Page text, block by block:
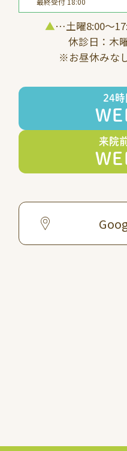
▲…土曜8:00〜
休診日：木
※お昼休みな
24時
来院